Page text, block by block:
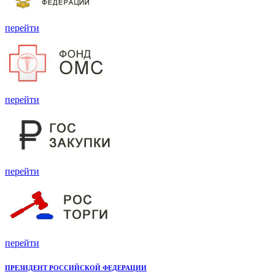
перейти
перейти
перейти
перейти
ПРЕЗИДЕНТ РОССИЙСКОЙ ФЕДЕРАЦИИ